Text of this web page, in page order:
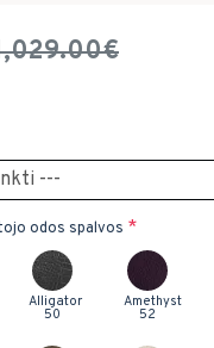
odos spalvos
Alligator
50
Amethyst
52